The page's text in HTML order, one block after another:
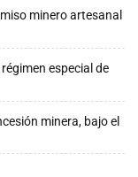
minero artesanal
especial de
minera, bajo el